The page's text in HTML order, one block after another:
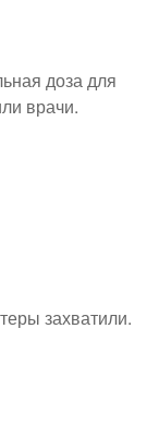
доза для
врачи.
захватили.